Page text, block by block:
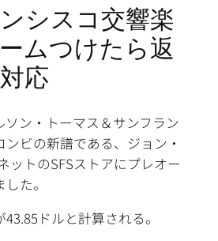
シスコ交響楽
ムつけたら返
応
ソン・トーマス＆サンフラン
ビの新譜である、ジョン・
ットのSFSストアにプレオー
た。
ドルと計算される。